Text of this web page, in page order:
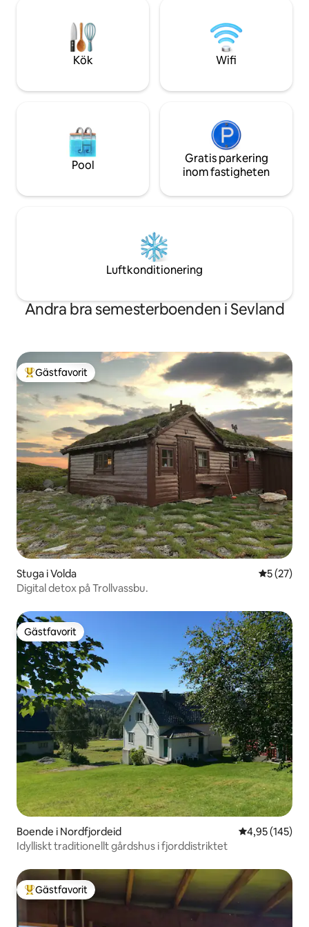
Geiranger och spektakulära
bergsvandringar. Liten gårdsbutik. Vi
välkomnar och delar vår idyll med dig!
gorg(.no) - juvnordfjord insta
till Påldtun.
Kök Wifi
Pool
Gratis parkering
inom fastigheten
Luftkonditionering
Andra bra semesterboenden i Sevland
Populär gästfavorit
Gästfavorit
Stuga i Volda 5 av 5 i
5 (27)
Digital detox på Trollvassbu.
Gästfavorit
Gästfavorit
Boende i Nordfjordeid 4,95 av 5 i
4,95 (145)
Idylliskt traditionellt gårdshus i fjorddistriktet
Populär gästfavorit
Gästfavorit